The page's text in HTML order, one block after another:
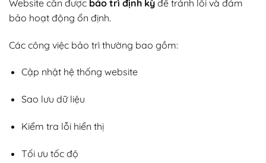
Website cần được bảo trì định kỳ để tránh lỗi và đảm
bảo hoạt động ổn định.
Các công việc bảo trì thường bao gồm:
Cập nhật hệ thống website
Sao lưu dữ liệu
Kiểm tra lỗi hiển thị
Tối ưu tốc độ